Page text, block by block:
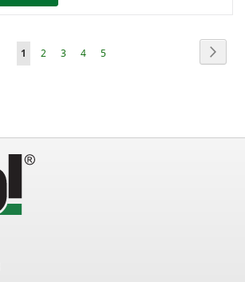
Seite
Sie
1 Seite
2 Seite
3 Seite
4 Seite
5